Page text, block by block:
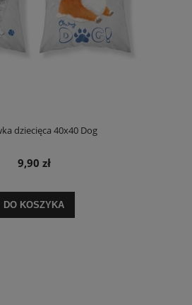
dziecięca 40x40 Dog
9,90 zł
DO KOSZYKA